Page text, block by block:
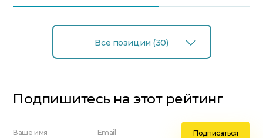
Все позиции (30)
Подпишитесь на этот рейтинг